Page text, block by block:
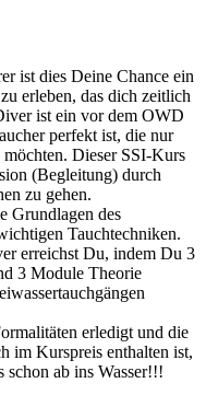
ist dies Deine Chance ein
erleben, das dich zeitlich
ist ein vor dem OWD
perfekt ist, die nur
Dieser SSI-Kurs
(Begleitung) durch
zu gehen.
Grundlagen des
Tauchtechniken.
erreichst Du, indem Du 3
3 Module Theorie
erledigt und die
im Kurspreis enthalten ist,
schon ab ins Wasser!!!